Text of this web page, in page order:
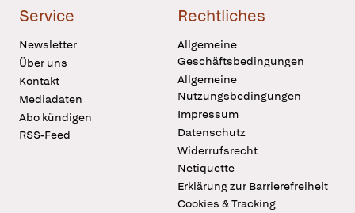
Service
Newsletter
Über uns
Kontakt
Mediadaten
Abo kündigen
RSS-Feed
Rechtliches
Allgemeine
Geschäftsbedingungen
Allgemeine
Nutzungsbedingungen
Impressum
Datenschutz
Widerrufsrecht
Netiquette
Erklärung zur Barrierefreiheit
Cookies & Tracking